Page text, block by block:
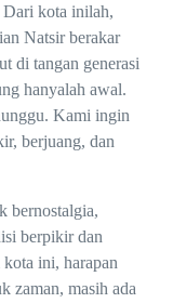
kota inilah,
Natsir berakar
di tangan generasi
hanyalah awal.
Kami ingin
berjuang, dan
bernostalgia,
berpikir dan
ini, harapan
zaman, masih ada